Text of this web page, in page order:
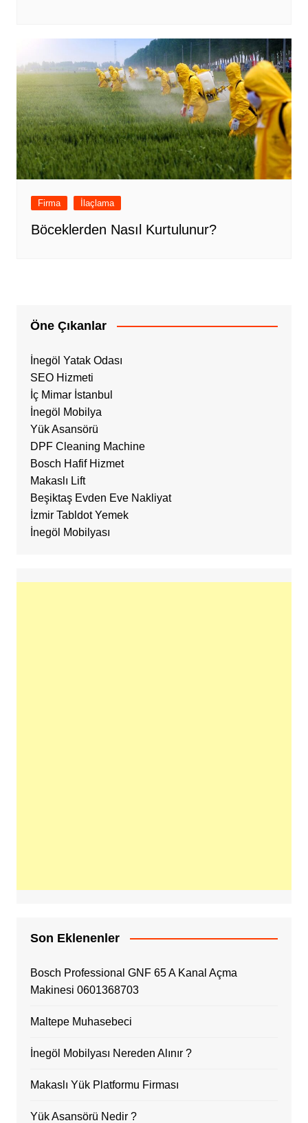
Firma İlaçlama
Böceklerden Nasıl Kurtulunur?
Öne Çıkanlar
İnegöl Yatak Odası
SEO Hizmeti
İç Mimar İstanbul
İnegöl Mobilya
Yük Asansörü
DPF Cleaning Machine
Bosch Hafif Hizmet
Makaslı Lift
Beşiktaş Evden Eve Nakliyat
İzmir Tabldot Yemek
İnegöl Mobilyası
Son Eklenenler
Bosch Professional GNF 65 A Kanal Açma
Makinesi 0601368703
Maltepe Muhasebeci
İnegöl Mobilyası Nereden Alınır ?
Makaslı Yük Platformu Firması
Yük Asansörü Nedir ?